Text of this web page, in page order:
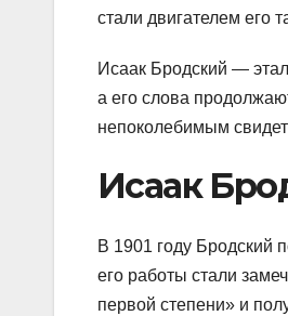
стали двигателем его
Исаак Бродский —
а его слова
непоколебимым
Исаак
В 1901 году Бродский
его работы стали
первой степени» и